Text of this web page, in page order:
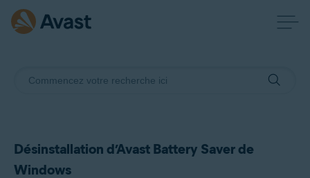
Désinstallation d’Avast Battery Saver de
Windows